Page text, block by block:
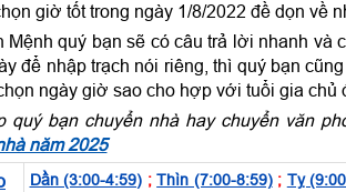
giờ tốt trong ngày 1/8/2022 đề dọn về
quý bạn sẽ có câu trả lời nhanh và
để nhập trạch nói riêng, thì quý bạn
ngày giờ sao cho hợp với tuổi gia chủ
quý bạn chuyển nhà hay chuyển văn
năm 2025
Dần (3:00-4:59) ;Thìn (7:00-8:59); Tỵ